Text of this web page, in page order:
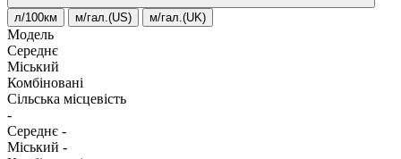
л/100км м/гал.(US) м/гал.(UK)
Модель
Середнє
Міський
Комбіновані
Сільська місцевість
-
Середнє -
Міський -